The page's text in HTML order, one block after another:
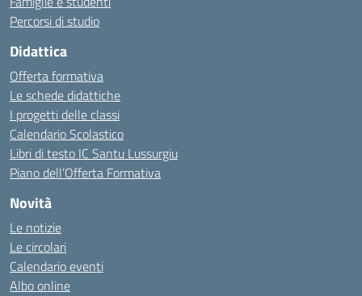
Percorsi di studio
Didattica
Offerta formativa
Le schede didattiche
I progetti delle classi
Calendario Scolastico
Libri di testo IC Santu Lussurgiu
Piano dell’Offerta Formativa
Novità
Le notizie
Le circolari
Calendario eventi
Albo online